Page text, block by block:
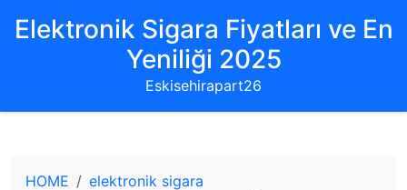
Elektronik Sigara Fiyatları ve En
Yeniliği 2025
Eskisehirapart26
HOME
elektronik sigara